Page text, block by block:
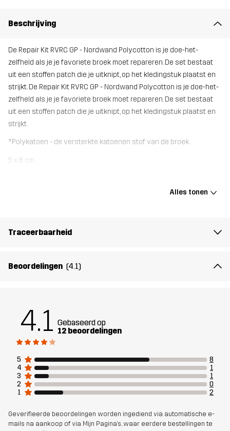
Beschrijving
De Repair Kit RVRC GP - Nordwand Polycotton is je doe-het-
zelfheld als je je favoriete broek moet repareren. De set bestaat
uit een stoffen patch die je uitknipt, op het kledingstuk plaatst en
strijkt. De Repair Kit RVRC GP - Nordwand Polycotton is je doe-het-
zelfheld als je je favoriete broek moet repareren. De set bestaat
uit een stoffen patch die je uitknipt, op het kledingstuk plaatst en
strijkt.
*Polykatoen - de versterkte katoenen stof van de broek.
5 x 6 cm
voor
Artikelnummer
Alles tonen
Traceerbaarheid
Beoordelingen (4.1)
4.1 Gebaseerd op
12 beoordelingen
5
8
4
1
3
1
2
0
1
2
Geverifieerde beoordelingen worden ingediend via automatische e-
mails na aankoop of via Mijn Pagina's, waar eerdere bestellingen te